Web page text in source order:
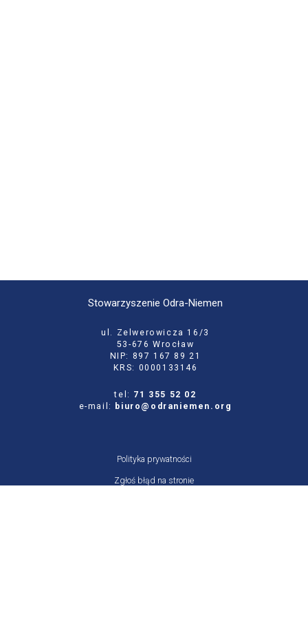
Stowarzyszenie Odra-Niemen
ul. Zelwerowicza 16/3
53-676 Wrocław
NIP: 897 167 89 21
KRS: 0000133146
tel: 71 355 52 02
e-mail:
biuro@odraniemen.org
Polityka prywatności
Zgłoś błąd na stronie